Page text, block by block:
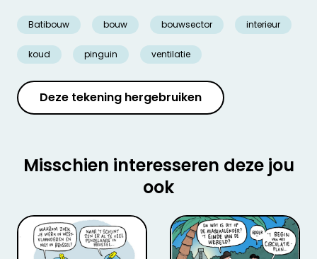
Batibouw bouw bouwsector interieur
koud pinguin ventilatie
Deze tekening hergebruiken
Misschien interesseren deze jou
ook